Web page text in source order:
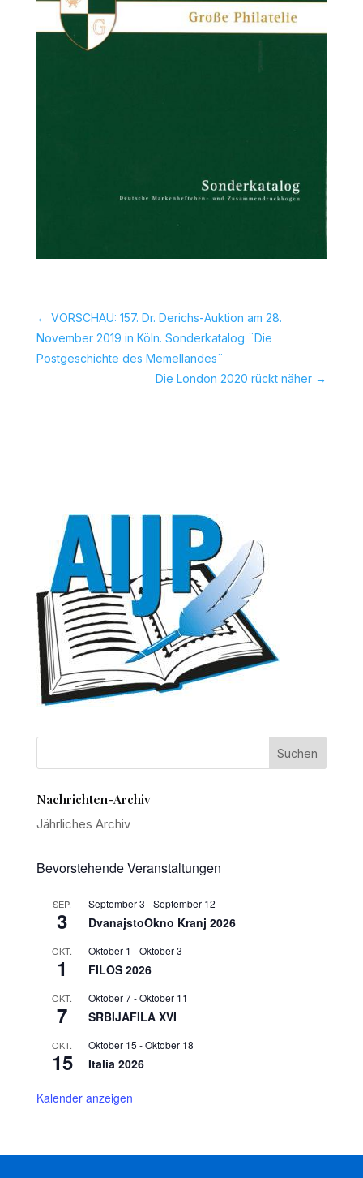
← VORSCHAU: 157. Dr. Derichs-Auktion am 28.
November 2019 in Köln. Sonderkatalog ¨Die
Postgeschichte des Memellandes¨
Die London 2020 rückt näher →
Nachrichten-Archiv
Jährliches Archiv
Bevorstehende Veranstaltungen
SEP.
3
September 3 -September 12
DvanajstoOkno Kranj 2026
OKT.
1
Oktober 1 -Oktober 3
FILOS 2026
OKT.
7
Oktober 7-Oktober 11
SRBIJAFILA XVI
OKT.
15
Oktober 15 -Oktober 18
Italia 2026
Kalender anzeigen